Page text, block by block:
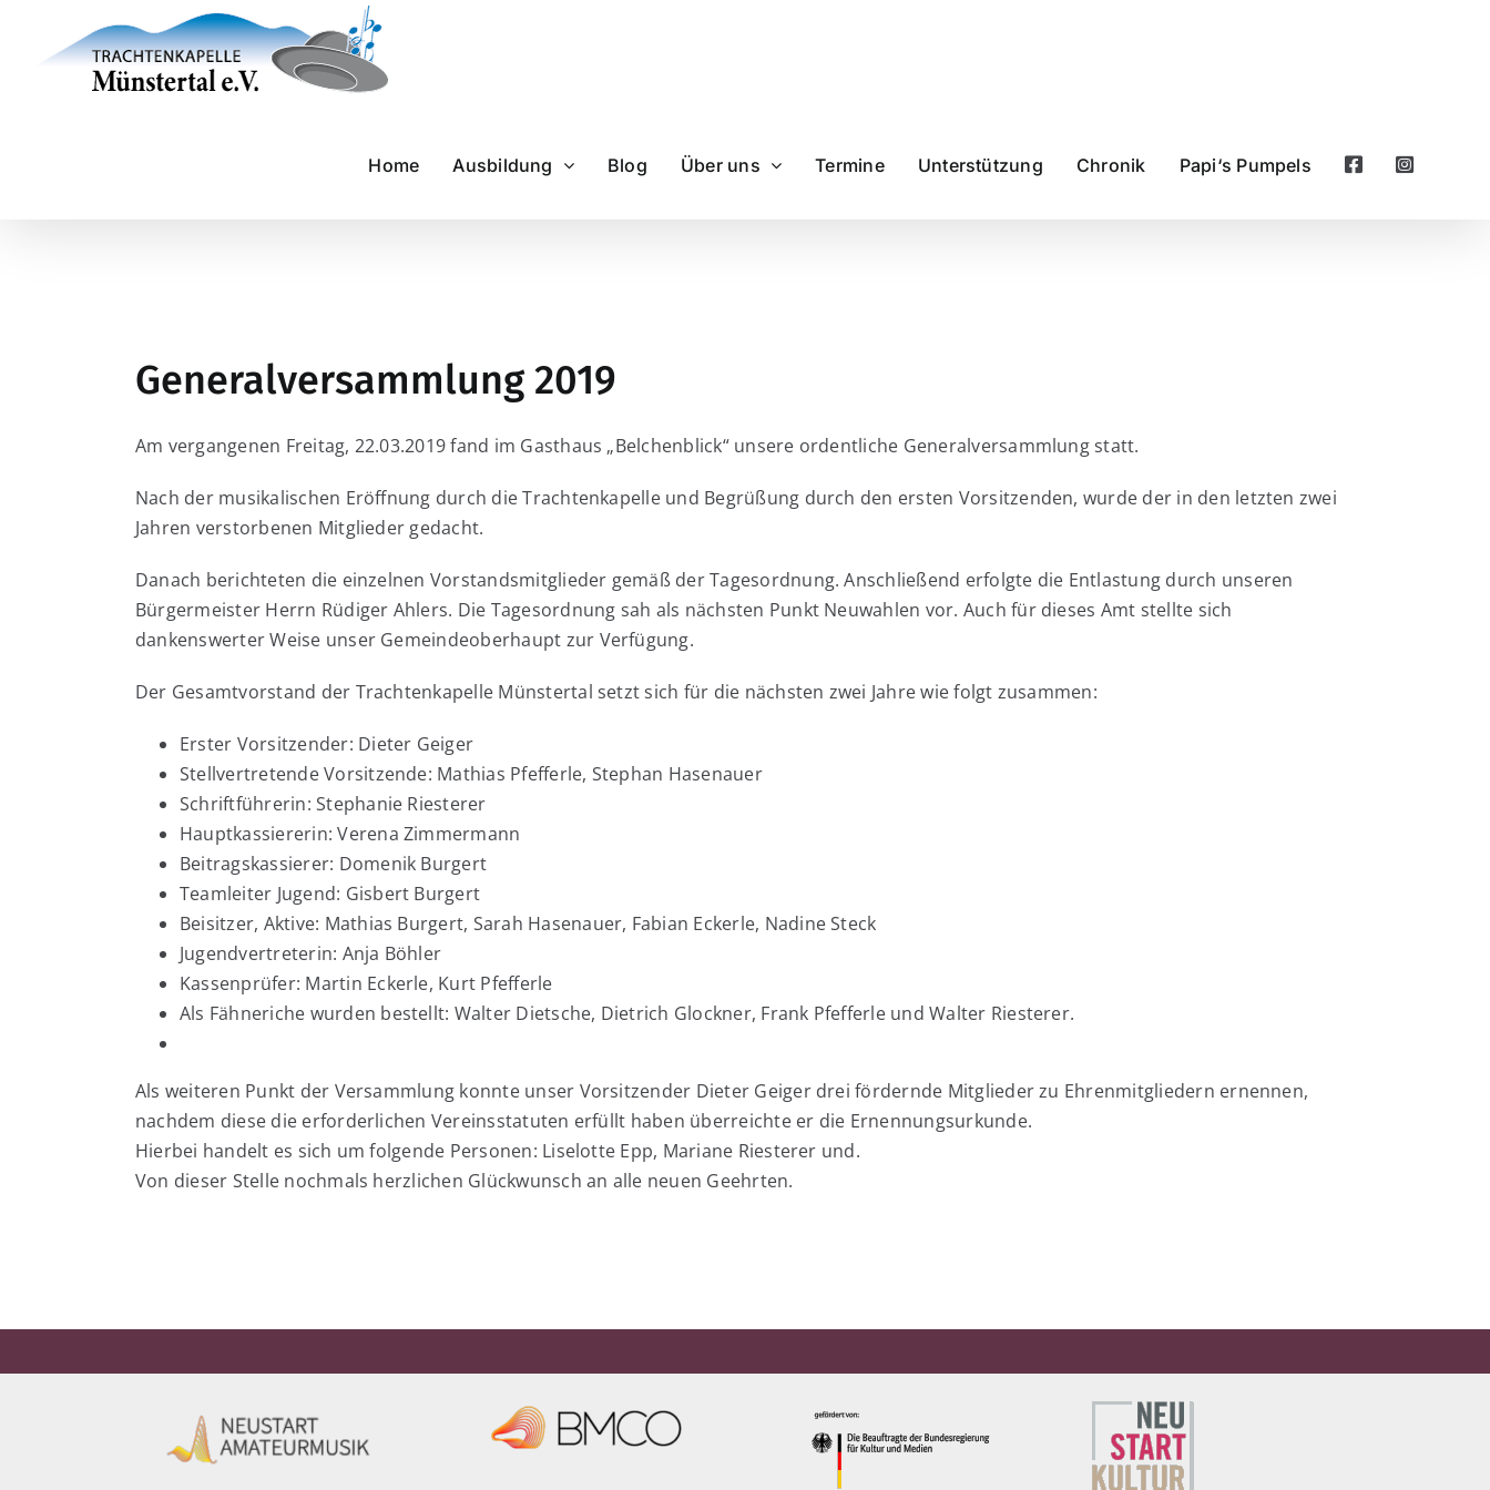
Home Ausbildung Blog Über uns Termine Unterstützung Chronik Papi‘s Pumpels
Generalversammlung 2019
Am vergangenen Freitag, 22.03.2019 fand im Gasthaus „Belchenblick“ unsere ordentliche Generalversammlung statt.
Nach der musikalischen Eröffnung durch die Trachtenkapelle und Begrüßung durch den ersten Vorsitzenden, wurde der in den letzten zwei
Jahren verstorbenen Mitglieder gedacht.
Danach berichteten die einzelnen Vorstandsmitglieder gemäß der Tagesordnung. Anschließend erfolgte die Entlastung durch unseren
Bürgermeister Herrn Rüdiger Ahlers. Die Tagesordnung sah als nächsten Punkt Neuwahlen vor. Auch für dieses Amt stellte sich
dankenswerter Weise unser Gemeindeoberhaupt zur Verfügung.
Der Gesamtvorstand der Trachtenkapelle Münstertal setzt sich für die nächsten zwei Jahre wie folgt zusammen:
Erster Vorsitzender: Dieter Geiger
Stellvertretende Vorsitzende: Mathias Pfefferle, Stephan Hasenauer
Schriftführerin: Stephanie Riesterer
Hauptkassiererin: Verena Zimmermann
Beitragskassierer: Domenik Burgert
Teamleiter Jugend: Gisbert Burgert
Beisitzer, Aktive: Mathias Burgert, Sarah Hasenauer, Fabian Eckerle, Nadine Steck
Jugendvertreterin: Anja Böhler
Kassenprüfer: Martin Eckerle, Kurt Pfefferle
Als Fähneriche wurden bestellt: Walter Dietsche, Dietrich Glockner, Frank Pfefferle und Walter Riesterer.
Als weiteren Punkt der Versammlung konnte unser Vorsitzender Dieter Geiger drei fördernde Mitglieder zu Ehrenmitgliedern ernennen,
nachdem diese die erforderlichen Vereinsstatuten erfüllt haben überreichte er die Ernennungsurkunde.
Hierbei handelt es sich um folgende Personen: Liselotte Epp, Mariane Riesterer und.
Von dieser Stelle nochmals herzlichen Glückwunsch an alle neuen Geehrten.